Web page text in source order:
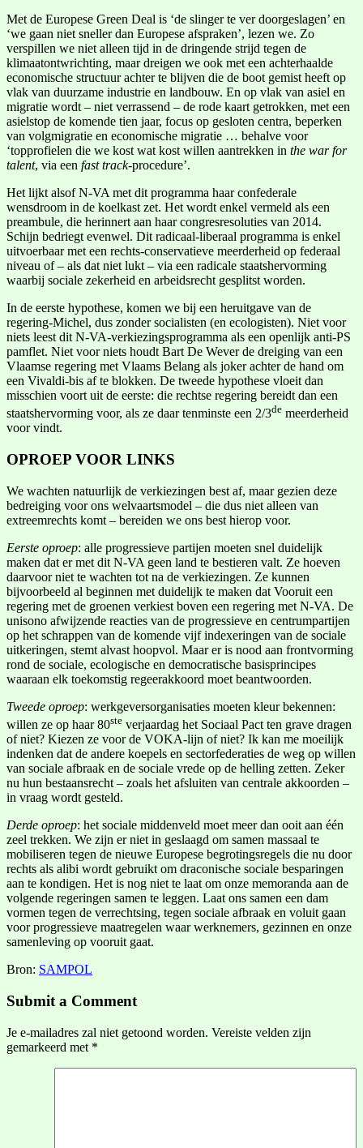
Met de Europese Green Deal is ‘de slinger te ver doorgeslagen’ en
‘we gaan niet sneller dan Europese afspraken’, lezen we. Zo
verspillen we niet alleen tijd in de dringende strijd tegen de
klimaatontwrichting, maar dreigen we ook met een achterhaalde
economische structuur achter te blijven die de boot gemist heeft op
vlak van duurzame industrie en landbouw. En op vlak van asiel en
migratie wordt – niet verrassend – de rode kaart getrokken, met een
asielstop de komende tien jaar, focus op gesloten centra, beperken
van volgmigratie en economische migratie … behalve voor
‘topprofielen die we kost wat kost willen aantrekken in the war for
talent, via een fast track-procedure’.
Het lijkt alsof N-VA met dit programma haar confederale
wensdroom in de koelkast zet. Het wordt enkel vermeld als een
preambule, die herinnert aan haar congresresoluties van 2014.
Schijn bedriegt evenwel. Dit radicaal-liberaal programma is enkel
uitvoerbaar met een rechts-conservatieve meerderheid op federaal
niveau of – als dat niet lukt – via een radicale staatshervorming
waarbij sociale zekerheid en arbeidsrecht gesplitst worden.
In de eerste hypothese, komen we bij een heruitgave van de
regering-Michel, dus zonder socialisten (en ecologisten). Niet voor
niets leest dit N-VA-verkiezingsprogramma als een openlijk anti-PS
pamflet. Niet voor niets houdt Bart De Wever de dreiging van een
Vlaamse regering met Vlaams Belang als joker achter de hand om
een Vivaldi-bis af te blokken. De tweede hypothese vloeit dan
misschien voort uit de eerste: die rechtse regering bereidt dan een
staatshervorming voor, als ze daar tenminste een 2/3de meerderheid
voor vindt.
OPROEP VOOR LINKS
We wachten natuurlijk de verkiezingen best af, maar gezien deze
bedreiging voor ons welvaartsmodel – die dus niet alleen van
extreemrechts komt – bereiden we ons best hierop voor.
Eerste oproep: alle progressieve partijen moeten snel duidelijk
maken dat er met dit N-VA geen land te bestieren valt. Ze hoeven
daarvoor niet te wachten tot na de verkiezingen. Ze kunnen
bijvoorbeeld al beginnen met duidelijk te maken dat Vooruit een
regering met de groenen verkiest boven een regering met N-VA. De
unisono afwijzende reacties van de progressieve en centrumpartijen
op het schrappen van de komende vijf indexeringen van de sociale
uitkeringen, stemt alvast hoopvol. Maar er is nood aan frontvorming
rond de sociale, ecologische en democratische basisprincipes
waaraan elk toekomstig regeerakkoord moet beantwoorden.
Tweede oproep: werkgeversorganisaties moeten kleur bekennen:
willen ze op haar 80ste verjaardag het Sociaal Pact ten grave dragen
of niet? Kiezen ze voor de VOKA-lijn of niet? Ik kan me moeilijk
indenken dat de andere koepels en sectorfederaties de weg op willen
van sociale afbraak en de sociale vrede op de helling zetten. Zeker
nu hun bestaansrecht – zoals het afsluiten van centrale akkoorden –
in vraag wordt gesteld.
Derde oproep: het sociale middenveld moet meer dan ooit aan één
zeel trekken. We zijn er niet in geslaagd om samen massaal te
mobiliseren tegen de nieuwe Europese begrotingsregels die nu door
rechts als alibi wordt gebruikt om draconische sociale besparingen
aan te kondigen. Het is nog niet te laat om onze memoranda aan de
volgende regeringen samen te leggen. Laat ons samen een dam
vormen tegen de verrechtsing, tegen sociale afbraak en voluit gaan
voor progressieve maatregelen waar werknemers, gezinnen en onze
samenleving op vooruit gaat.
Bron: SAMPOL
Submit a Comment
Je e-mailadres zal niet getoond worden. Vereiste velden zijn
gemarkeerd met *